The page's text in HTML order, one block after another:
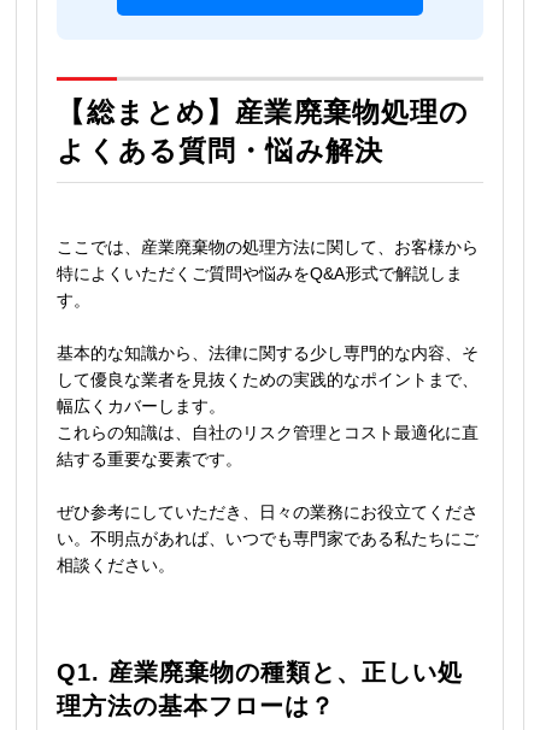
【総まとめ】産業廃棄物処理の
よくある質問・悩み解決
ここでは、産業廃棄物の処理方法に関して、お客様から
特によくいただくご質問や悩みをQ&A形式で解説しま
す。
基本的な知識から、法律に関する少し専門的な内容、そ
して優良な業者を見抜くための実践的なポイントまで、
幅広くカバーします。
これらの知識は、自社のリスク管理とコスト最適化に直
結する重要な要素です。
ぜひ参考にしていただき、日々の業務にお役立てくださ
い。不明点があれば、いつでも専門家である私たちにご
相談ください。
Q1. 産業廃棄物の種類と、正しい処
理方法の基本フローは？